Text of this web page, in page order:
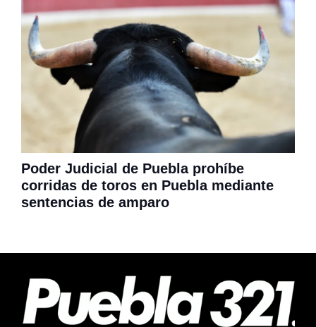
Poder Judicial de Puebla prohíbe
corridas de toros en Puebla mediante
sentencias de amparo